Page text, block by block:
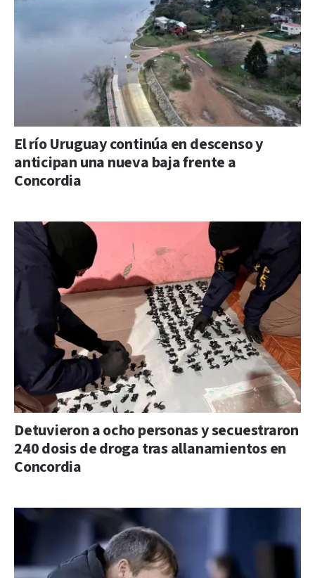
El río Uruguay continúa en descenso y
anticipan una nueva baja frente a
Concordia
Detuvieron a ocho personas y secuestraron
240 dosis de droga tras allanamientos en
Concordia